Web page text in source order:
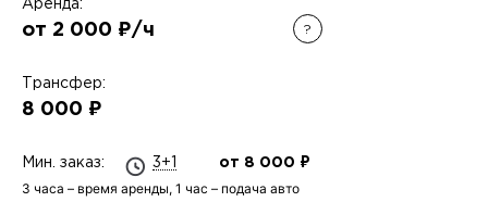
Аренда:
от 2 000 ₽/ч ?
Трансфер:
8 000 ₽
Мин. заказ: 3+1 от 8 000 ₽
3 часа – время аренды, 1 час – подача авто